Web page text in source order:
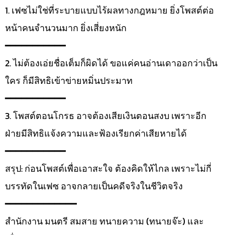
1. เฟซไม่ใช่ที่ระบายแบบไร้ผลทางกฎหมาย ยิ่งโพสต์ต่อ
หน้าคนจำนวนมาก ยิ่งเสี่ยงหนัก
━━━━━━━━━━━
2. ไม่ต้องเอ่ยชื่อเต็มก็ผิดได้ ขอแค่คนอ่านเดาออกว่าเป็น
ใคร ก็มีสิทธิเข้าข่ายหมิ่นประมาท
━━━━━━━━━━━
3. โพสต์ตอนโกรธ อาจต้องเสียเงินตอนสงบ เพราะอีก
ฝ่ายมีสิทธิแจ้งความและฟ้องเรียกค่าเสียหายได้
━━━━━━━━━━━
สรุป: ก่อนโพสต์เพื่อเอาสะใจ ต้องคิดให้ไกล เพราะไม่กี่
บรรทัดในเฟซ อาจกลายเป็นคดีจริงในชีวิตจริง
━━━━━━━━━━━━━
สำนักงาน มนตรี สมสาย ทนายความ (ทนายจ๊ะ) และ